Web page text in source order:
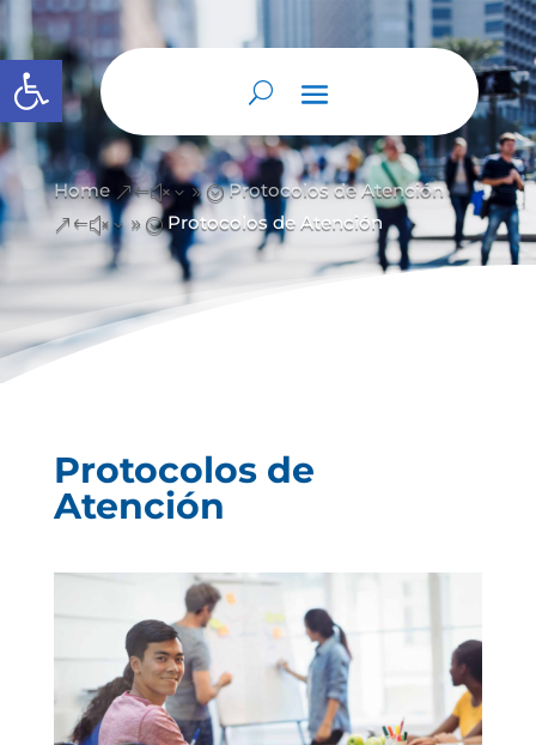
Abrir barra de herramientas
Home &#x39; Protocolos de Atención
&#x39; Protocolos de Atención
Protocolos de
Atención